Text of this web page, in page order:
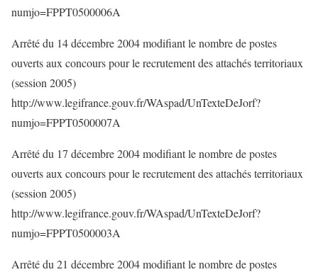
numjo=FPPT0500006A
Arrêté du 14 décembre 2004 modifiant le nombre de postes
ouverts aux concours pour le recrutement des attachés territoriaux
(session 2005)
http://www.legifrance.gouv.fr/WAspad/UnTexteDeJorf?
numjo=FPPT0500007A
Arrêté du 17 décembre 2004 modifiant le nombre de postes
ouverts aux concours pour le recrutement des attachés territoriaux
(session 2005)
http://www.legifrance.gouv.fr/WAspad/UnTexteDeJorf?
numjo=FPPT0500003A
Arrêté du 21 décembre 2004 modifiant le nombre de postes